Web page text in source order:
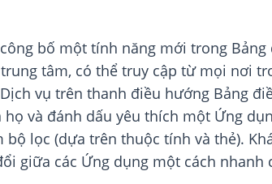
bố một tính năng mới trong
tâm, có thể truy cập từ mọi nơi
vụ trên thanh điều hướng Bảng
và đánh dấu yêu thích một Ứng
lọc (dựa trên thuộc tính và thẻ).
giữa các Ứng dụng một cách nhanh